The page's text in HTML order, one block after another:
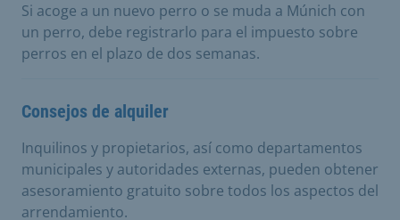
Si acoge a un nuevo perro o se muda a Múnich con
un perro, debe registrarlo para el impuesto sobre
perros en el plazo de dos semanas.
Consejos de alquiler
Inquilinos y propietarios, así como departamentos
municipales y autoridades externas, pueden obtener
asesoramiento gratuito sobre todos los aspectos del
arrendamiento.